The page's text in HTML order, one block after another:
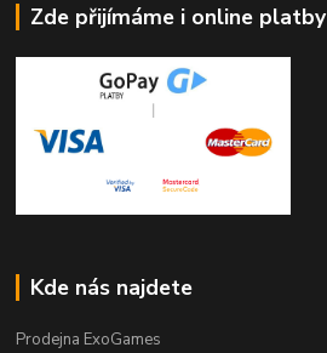
Zde přijímáme i online platby
Kde nás najdete
Prodejna ExoGames